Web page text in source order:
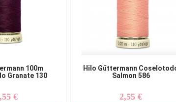
100m
Granate 130
Precio
€
Hilo Güttermann
Salmon 586
Precio
2,55 €